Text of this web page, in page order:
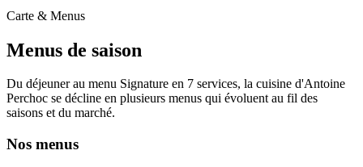
Carte & Menus
Menus de saison
Du déjeuner au menu Signature en 7 services, la cuisine d'Antoine
Perchoc se décline en plusieurs menus qui évoluent au fil des
saisons et du marché.
Nos menus